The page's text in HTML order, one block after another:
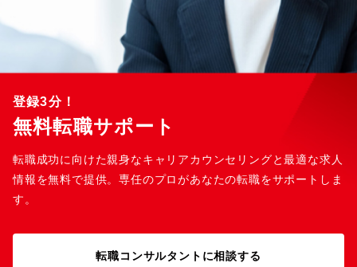
登録3分！
無料転職サポート
転職成功に向けた親身なキャリアカウンセリングと最適な求人
情報を無料で提供。専任のプロがあなたの転職をサポートしま
す。
転職コンサルタントに相談する